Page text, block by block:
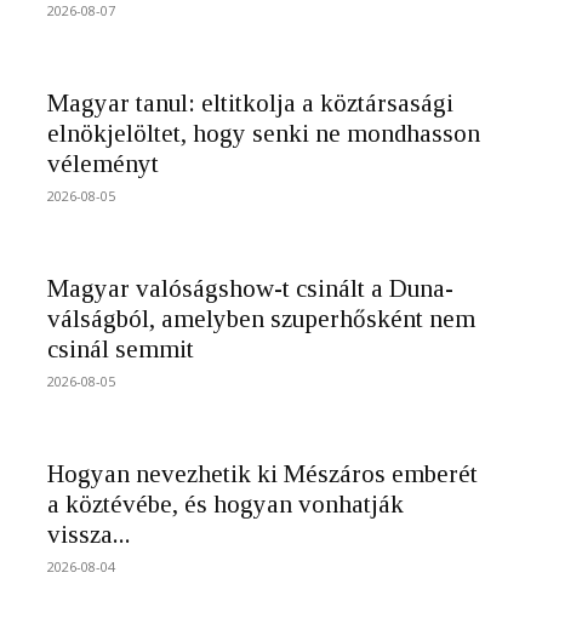
2026-08-07
Magyar tanul: eltitkolja a köztársasági
elnökjelöltet, hogy senki ne mondhasson
véleményt
2026-08-05
Magyar valóságshow-t csinált a Duna-
válságból, amelyben szuperhősként nem
csinál semmit
2026-08-05
Hogyan nevezhetik ki Mészáros emberét
a köztévébe, és hogyan vonhatják
vissza...
2026-08-04